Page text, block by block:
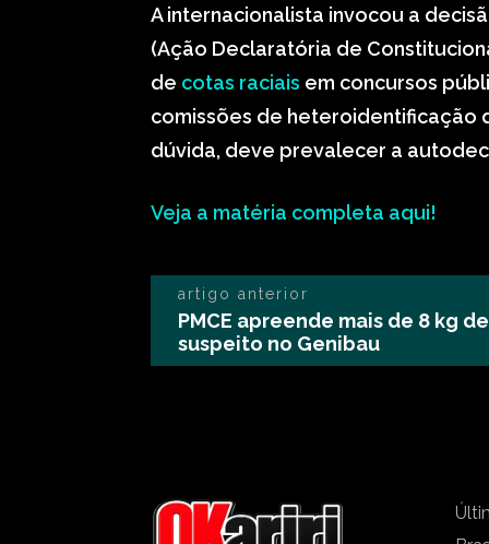
A internacionalista invocou a
(Ação Declaratória de
de cotas raciais em concursos
comissões de heteroidentificação
dúvida, deve prevalecer a
Veja a matéria completa aqui!
artigo anterior
PMCE apreende mais de 8 kg
suspeito no Genibau